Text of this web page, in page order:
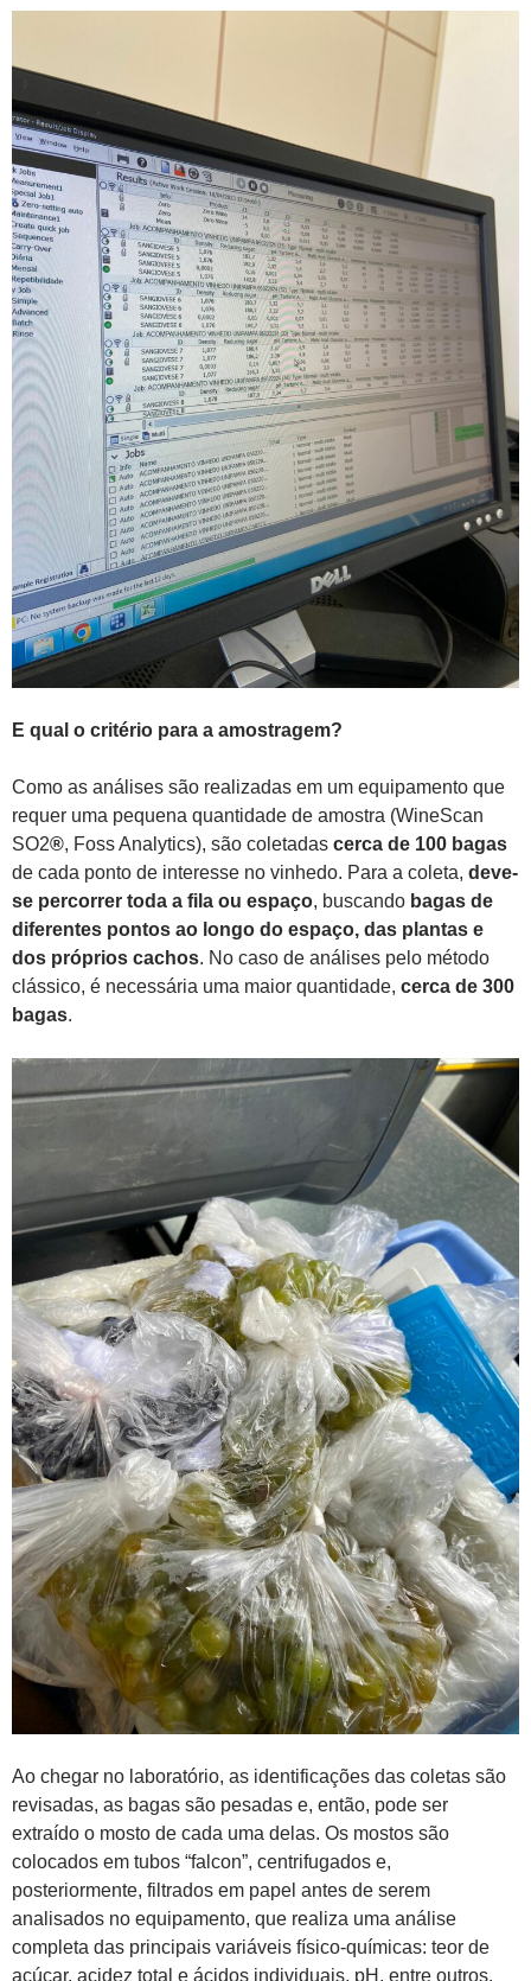
E qual o critério para a amostragem?
Como as análises são realizadas em um equipamento que
requer uma pequena quantidade de amostra (WineScan
SO2®, Foss Analytics), são coletadas cerca de 100 bagas
de cada ponto de interesse no vinhedo. Para a coleta, deve-
se percorrer toda a fila ou espaço, buscando bagas de
diferentes pontos ao longo do espaço, das plantas e
dos próprios cachos. No caso de análises pelo método
clássico, é necessária uma maior quantidade, cerca de 300
bagas.
Ao chegar no laboratório, as identificações das coletas são
revisadas, as bagas são pesadas e, então, pode ser
extraído o mosto de cada uma delas. Os mostos são
colocados em tubos “falcon”, centrifugados e,
posteriormente, filtrados em papel antes de serem
analisados no equipamento, que realiza uma análise
completa das principais variáveis físico-químicas: teor de
açúcar, acidez total e ácidos individuais, pH, entre outros.